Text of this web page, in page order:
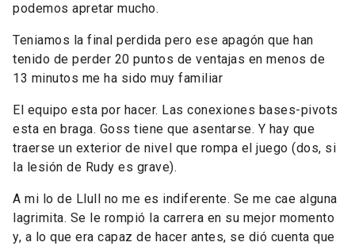
podemos apretar mucho.
Teniamos la final perdida pero ese apagón que han
tenido de perder 20 puntos de ventajas en menos de
13 minutos me ha sido muy familiar
El equipo esta por hacer. Las conexiones bases-pivots
esta en braga. Goss tiene que asentarse. Y hay que
traerse un exterior de nivel que rompa el juego (dos, si
la lesión de Rudy es grave).
A mi lo de Llull no me es indiferente. Se me cae alguna
lagrimita. Se le rompió la carrera en su mejor momento
y, a lo que era capaz de hacer antes, se dió cuenta que